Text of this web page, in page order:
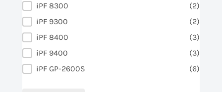
iPF 8300
(2)
iPF 9300
(2)
iPF 8400
(3)
iPF 9400
(3)
iPF GP-2600S
(6)